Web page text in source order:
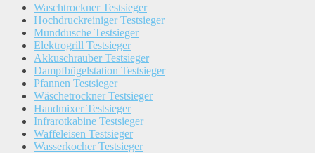
Waschtrockner Testsieger
Hochdruckreiniger Testsieger
Munddusche Testsieger
Elektrogrill Testsieger
Akkuschrauber Testsieger
Dampfbügelstation Testsieger
Pfannen Testsieger
Wäschetrockner Testsieger
Handmixer Testsieger
Infrarotkabine Testsieger
Waffeleisen Testsieger
Wasserkocher Testsieger